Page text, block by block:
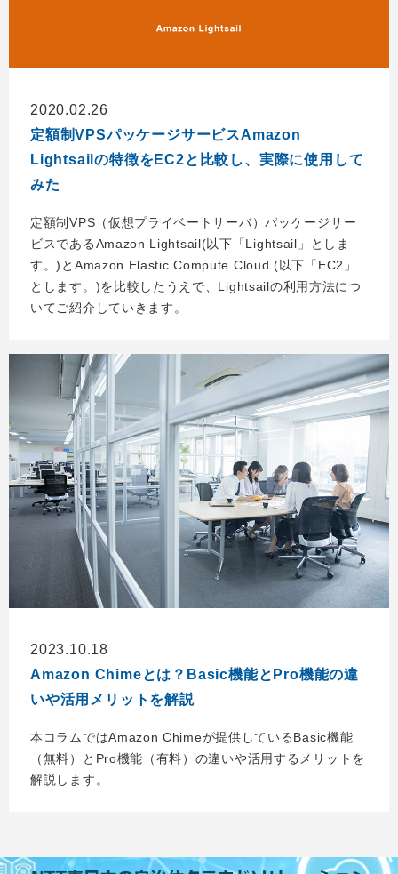
2020.02.26
定額制VPSパッケージサービスAmazon
Lightsailの特徴をEC2と比較し、実際に使用して
みた
定額制VPS（仮想プライベートサーバ）パッケージサー
ビスであるAmazon Lightsail(以下「Lightsail」としま
す。)とAmazon Elastic Compute Cloud (以下「EC2」
とします。)を比較したうえで、Lightsailの利用方法につ
いてご紹介していきます。
2023.10.18
Amazon Chimeとは？Basic機能とPro機能の違
いや活用メリットを解説
本コラムではAmazon Chimeが提供しているBasic機能
（無料）とPro機能（有料）の違いや活用するメリットを
解説します。